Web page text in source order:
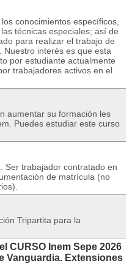
conocimientos específicos,
técnicas especiales; así de
para realizar el trabajo de
Nuestro interés es que esta
por estudiante actualmente
trabajadores activos en el
aumentar su formación les
Puedes estudiar este curso
Ser trabajador contratado en
de matrícula (no
Tripartita para la
CURSO Inem Sepe 2026
Vanguardia. Extensiones